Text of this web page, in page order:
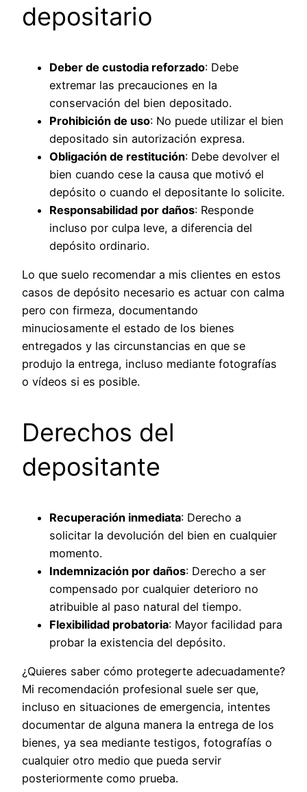
depositario
Deber de custodia reforzado: Debe
extremar las precauciones en la
conservación del bien depositado.
Prohibición de uso: No puede utilizar el bien
depositado sin autorización expresa.
Obligación de restitución: Debe devolver el
bien cuando cese la causa que motivó el
depósito o cuando el depositante lo solicite.
Responsabilidad por daños: Responde
incluso por culpa leve, a diferencia del
depósito ordinario.
Lo que suelo recomendar a mis clientes en estos
casos de depósito necesario es actuar con calma
pero con firmeza, documentando
minuciosamente el estado de los bienes
entregados y las circunstancias en que se
produjo la entrega, incluso mediante fotografías
o vídeos si es posible.
Derechos del
depositante
Recuperación inmediata: Derecho a
solicitar la devolución del bien en cualquier
momento.
Indemnización por daños: Derecho a ser
compensado por cualquier deterioro no
atribuible al paso natural del tiempo.
Flexibilidad probatoria: Mayor facilidad para
probar la existencia del depósito.
¿Quieres saber cómo protegerte adecuadamente?
Mi recomendación profesional suele ser que,
incluso en situaciones de emergencia, intentes
documentar de alguna manera la entrega de los
bienes, ya sea mediante testigos, fotografías o
cualquier otro medio que pueda servir
posteriormente como prueba.